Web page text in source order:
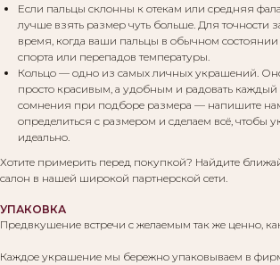
Если пальцы склонны к отекам или средняя
лучше взять размер чуть больше. Для точности
время, когда ваши пальцы в обычном
спорта или перепадов температуры.
Кольцо — одно из самых личных украшений.
просто красивым, а удобным и радовать каждый
сомнения при подборе размера — напишите
определиться с размером и сделаем всё, чтобы
идеально.
Хотите примерить перед покупкой? Найдите
салон в нашей широкой партнерской сети.
УПАКОВКА
Предвкушение встречи с желаемым так же ценно,
Каждое украшение мы бережно упаковываем в
Вам могут понравиться: